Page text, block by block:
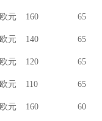
欧元 160 65
欧元 140 65
欧元 120 65
欧元 110 65
欧元 160 60